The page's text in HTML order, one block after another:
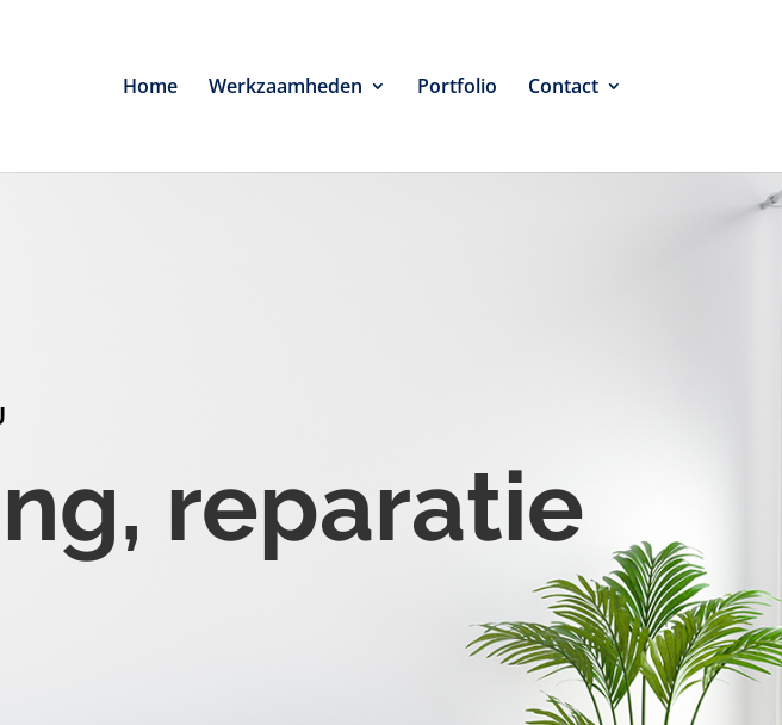
Home Werkzaamheden Portfolio Contact
reparatie